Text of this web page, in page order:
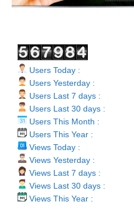
Users Today :
Users Yesterday :
Users Last 7 days :
Users Last 30 days :
Users This Month :
Users This Year :
Views Today :
Views Yesterday :
Views Last 7 days :
Views Last 30 days :
Views This Year :